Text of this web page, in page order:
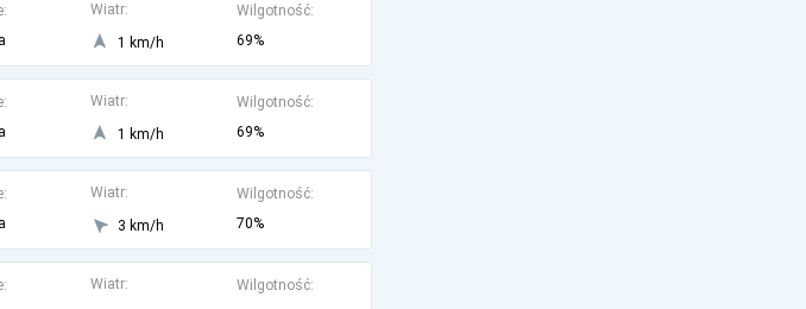
Wiatr:
1 km/h
Wilgotność:
69%
Wiatr:
1 km/h
Wilgotność:
69%
Wiatr:
3 km/h
Wilgotność:
70%
Wiatr:
Wilgotność: